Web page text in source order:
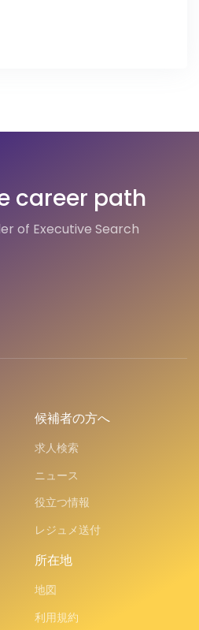
career path
of Executive Search
候補者の方へ
求人検索
ニュース
役立つ情報
レジュメ送付
所在地
地図
利用規約